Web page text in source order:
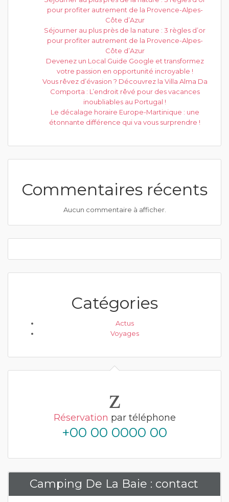
pour profiter autrement de la Provence-Alpes-
Côte d’Azur
Séjourner au plus près de la nature : 3 règles d’or
pour profiter autrement de la Provence-Alpes-
Côte d’Azur
Devenez un Local Guide Google et transformez
votre passion en opportunité incroyable !
Vous rêvez d’évasion ? Découvrez la Villa Alma Da
Comporta : L’endroit rêvé pour des vacances
inoubliables au Portugal !
Le décalage horaire Europe-Martinique : une
étonnante différence qui va vous surprendre !
Commentaires récents
Aucun commentaire à afficher.
Catégories
Actus
Voyages
Réservation par téléphone
+00 00 0000 00
Camping De La Baie : contact